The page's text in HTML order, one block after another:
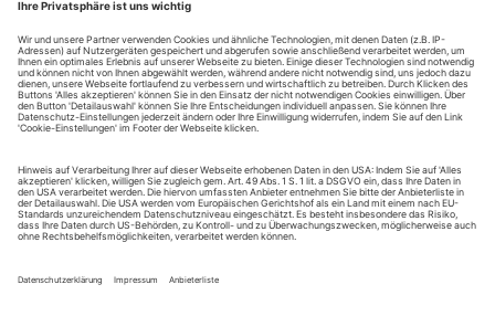
Neun Jahre alt ist der Knirps, der da im leeren Studio des
New York City Ballet Klavier übt. Ein ziemlich alter Herr
kommt hereingeschneit, scheint allerdings gar keine Notiz von
ihm zu nehmen. Abends begegnen die beiden einander
wieder, beobachten gemeinsam eine Vorstellung aus der
Seitengasse der Bühne. «Spiel unbedingt weiter Klavier!»,
wispert der Mann dem...
memoiren: suzanne perrottet